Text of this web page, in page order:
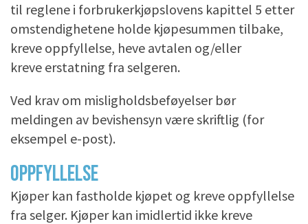
til reglene i forbrukerkjøpslovens kapittel 5 etter
omstendighetene holde kjøpesummen tilbake,
kreve oppfyllelse, heve avtalen og/eller
kreve erstatning fra selgeren.
Ved krav om misligholdsbeføyelser bør
meldingen av bevishensyn være skriftlig (for
eksempel e-post).
OPPFYLLELSE
Kjøper kan fastholde kjøpet og kreve oppfyllelse
fra selger. Kjøper kan imidlertid ikke kreve